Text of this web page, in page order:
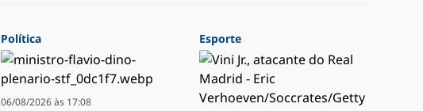
Política
06/08/2026 às 17:08
Esporte